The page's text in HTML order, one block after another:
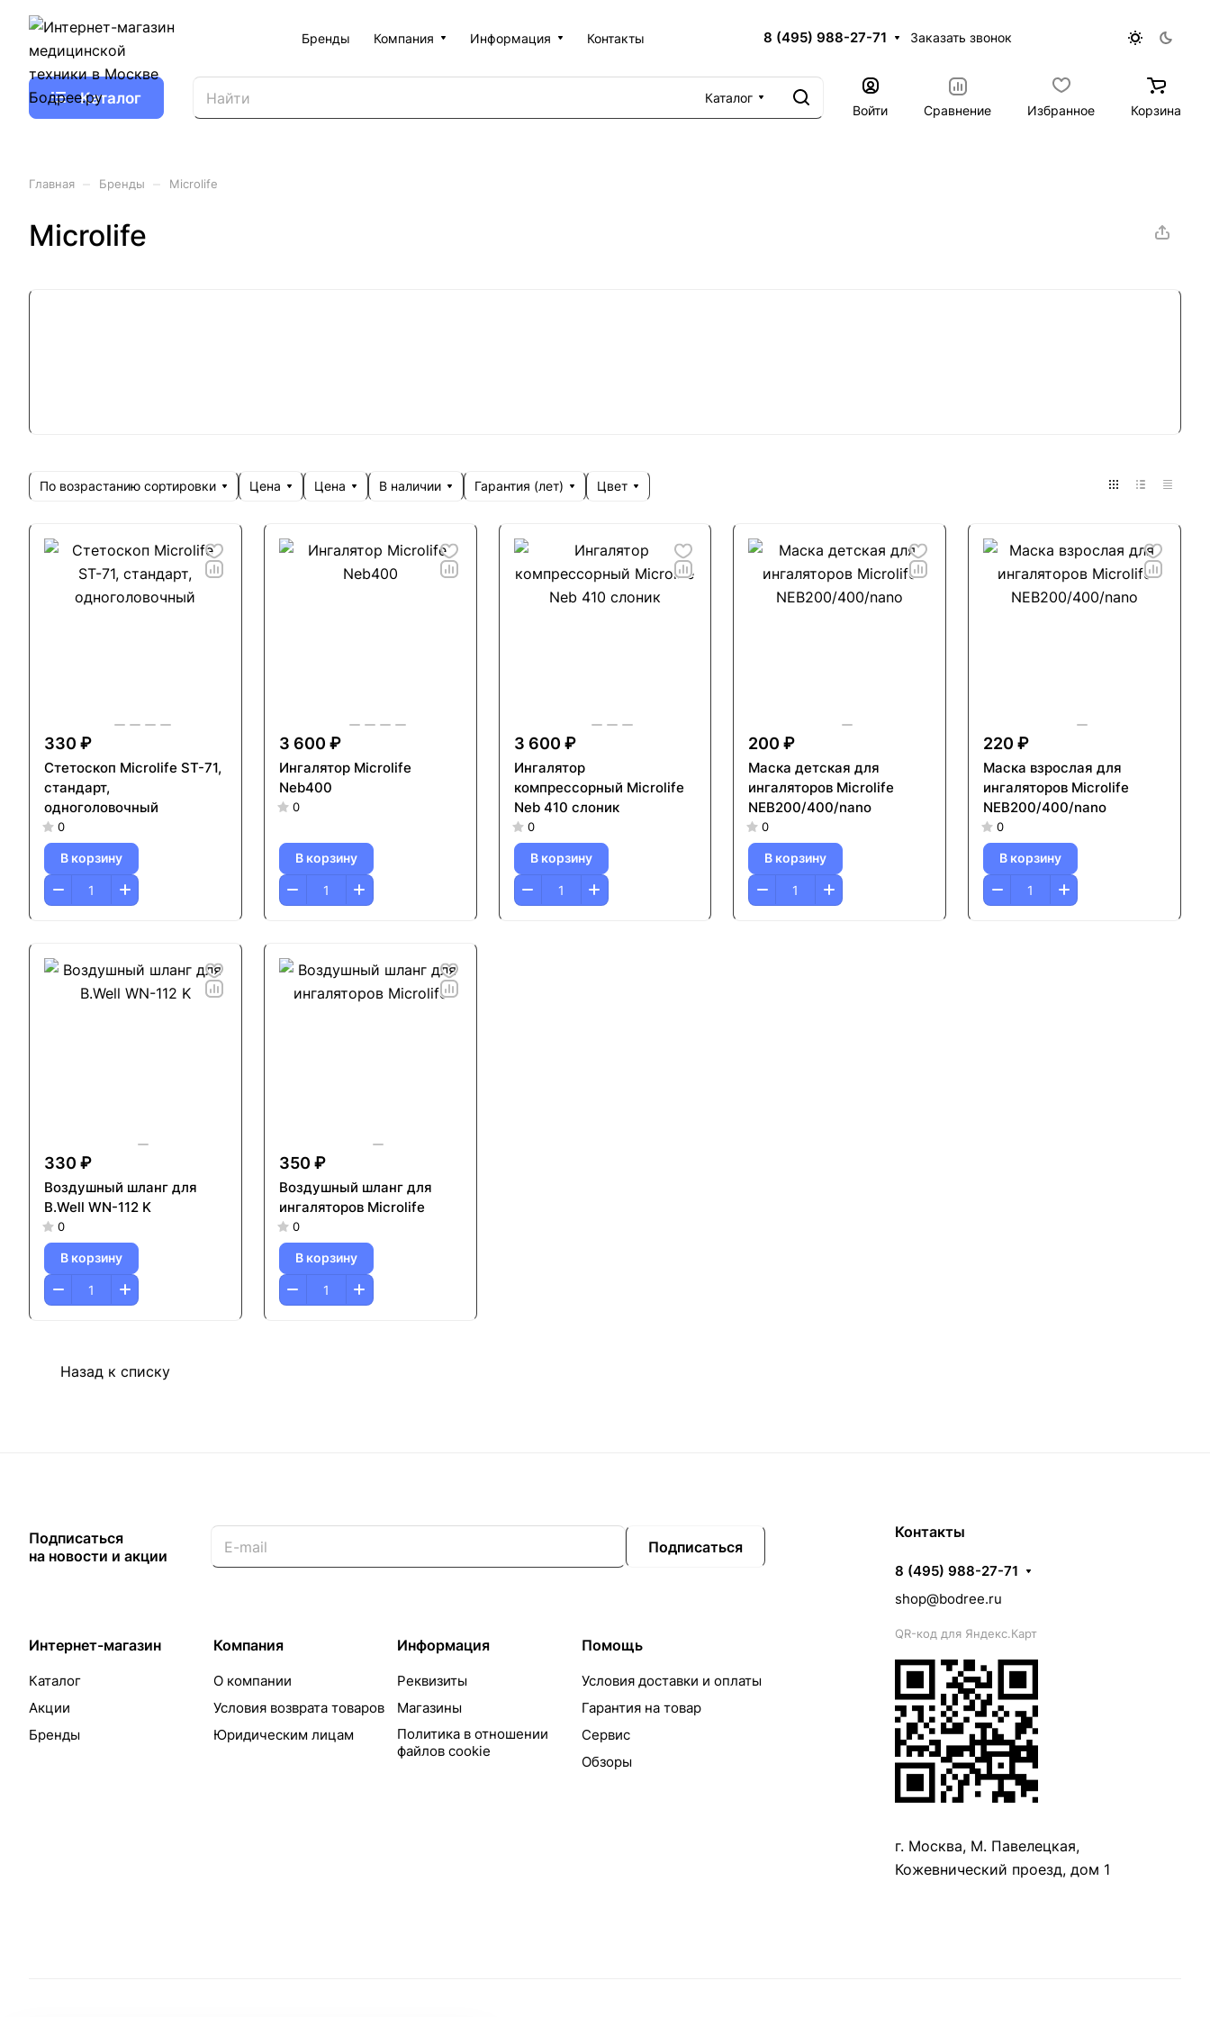
Бренды Компания Информация Контакты 8 (495) 988-27-71 Заказать звонок
Каталог
Каталог
Войти
Сравнение Избранное Корзина
Главная Бренды Microlife
Microlife
По возрастанию сортировки Цена Цена В наличии Гарантия (лет) Цвет
330 ₽
Стетоскоп Microlife ST-71,
стандарт,
одноголовочный
0
В корзину
3 600 ₽
Ингалятор Microlife
Neb400
0
В корзину
3 600 ₽
Ингалятор
компрессорный Microlife
Neb 410 слоник
0
В корзину
200 ₽
Маска детская для
ингаляторов Microlife
NEB200/400/nano
0
В корзину
220 ₽
Маска взрослая для
ингаляторов Microlife
NEB200/400/nano
0
В корзину
330 ₽
Воздушный шланг для
B.Well WN-112 K
0
В корзину
350 ₽
Воздушный шланг для
ингаляторов Microlife
0
В корзину
Назад к списку
Подписаться
на новости и акции
Подписаться
Интернет-магазин
Каталог
Акции
Бренды
Компания
О компании
Условия возврата товаров
Юридическим лицам
Информация
Реквизиты
Магазины
Политика в отношении
файлов cookie
Помощь
Условия доставки и оплаты
Гарантия на товар
Сервис
Обзоры
Контакты
8 (495) 988-27-71
shop@bodree.ru
QR-код для Яндекс.Карт
г. Москва, М. Павелецкая,
Кожевнический проезд, дом 1